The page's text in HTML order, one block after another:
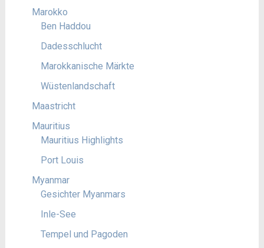
Marokko
Ben Haddou
Dadesschlucht
Marokkanische Märkte
Wüstenlandschaft
Maastricht
Mauritius
Mauritius Highlights
Port Louis
Myanmar
Gesichter Myanmars
Inle-See
Tempel und Pagoden